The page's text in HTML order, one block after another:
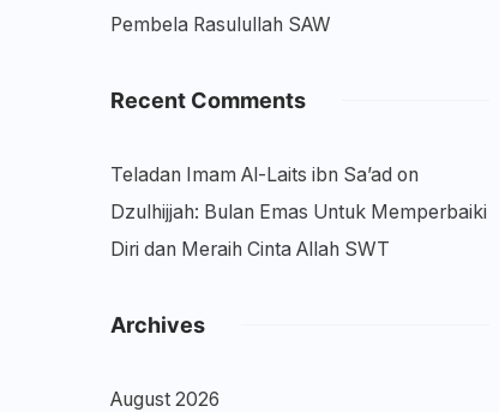
Pembela Rasulullah SAW
Recent Comments
Teladan Imam Al-Laits ibn Sa’ad on
Dzulhijjah: Bulan Emas Untuk Memperbaiki
Diri dan Meraih Cinta Allah SWT
Archives
August 2026